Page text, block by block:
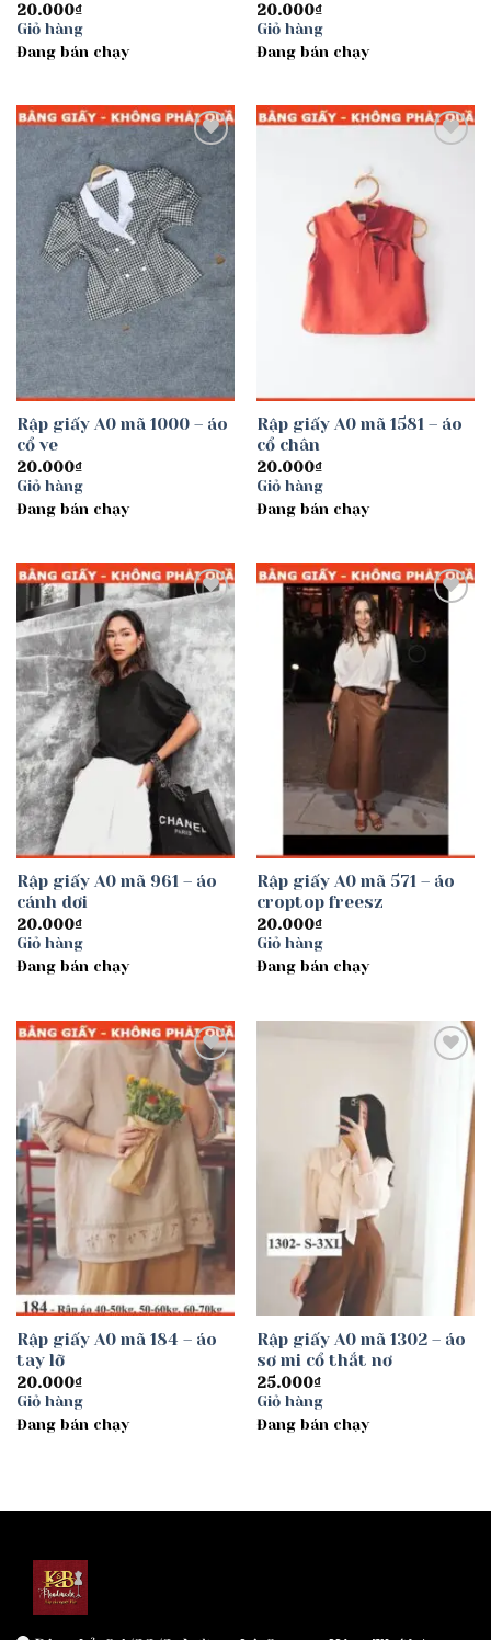
20.000₫
Giỏ hàng
Đang bán chạy
20.000₫
Giỏ hàng
Đang bán chạy
Add to
wishlist
Rập giấy A0 mã 1000 – áo
cổ ve
20.000₫
Giỏ hàng
Đang bán chạy
Rập giấy A0 mã 1581 – áo
cổ chân
20.000₫
Giỏ hàng
Đang bán chạy
Add to
wishlist
Rập giấy A0 mã 961 – áo
cánh dơi
20.000₫
Giỏ hàng
Đang bán chạy
Add to
wishlist
Rập giấy A0 mã 571 – áo
croptop freesz
20.000₫
Giỏ hàng
Đang bán chạy
Add to
wishlist
Rập giấy A0 mã 184 – áo
tay lỡ
20.000₫
Giỏ hàng
Đang bán chạy
Rập giấy A0 mã 1302 – áo
sơ mi cổ thắt nơ
25.000₫
Giỏ hàng
Đang bán chạy